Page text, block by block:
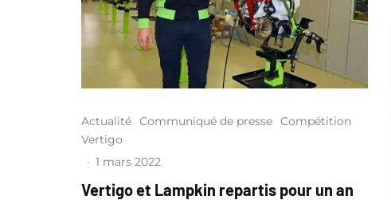
Actualité Communiqué de presse Compétition
Vertigo
· 1 mars 2022
Vertigo et Lampkin repartis pour un an